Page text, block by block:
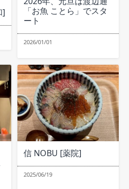
]
「お魚 ことら」でスタ
ート
2026/01/01
信 NOBU [薬院]
2025/06/19